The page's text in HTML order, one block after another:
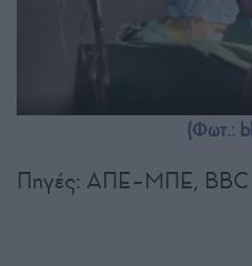
(Φωτ.:
Πηγές: ΑΠΕ–ΜΠΕ, BBC